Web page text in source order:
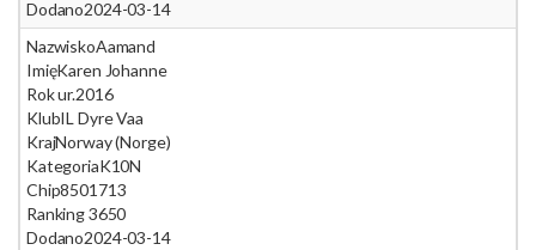
Dodano2024-03-14
NazwiskoAamand
ImięKaren Johanne
Rok ur.2016
KlubIL Dyre Vaa
KrajNorway (Norge)
KategoriaK10N
Chip8501713
Ranking 3650
Dodano2024-03-14